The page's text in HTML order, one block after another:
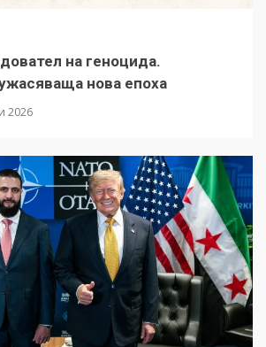
на геноцида.
нова епоха
2026